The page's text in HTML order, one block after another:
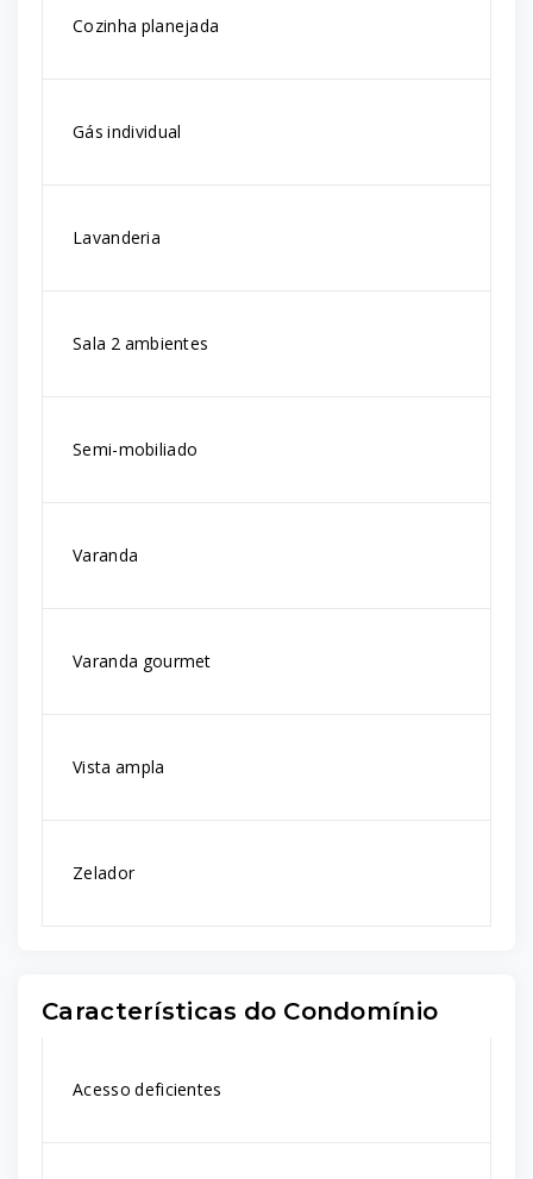
Cozinha planejada
Gás individual
Lavanderia
Sala 2 ambientes
Semi-mobiliado
Varanda
Varanda gourmet
Vista ampla
Zelador
Características do Condomínio
Acesso deficientes